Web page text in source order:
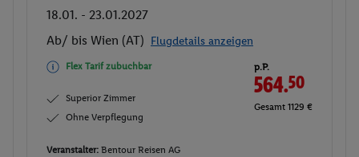
18.01. - 23.01.2027
Ab/ bis Wien (AT) Flugdetails anzeigen
Flex Tarif zubuchbar
Superior Zimmer
Ohne Verpflegung
p.P.
564.50
Gesamt 1129 €
Veranstalter: Bentour Reisen AG